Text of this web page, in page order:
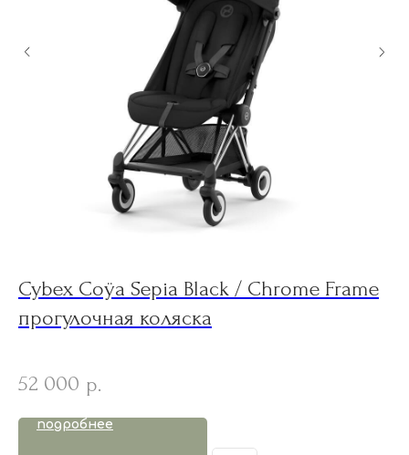
Cybex Coÿa Sepia Black / Chrome Frame
прогулочная коляска
52 000 р.
подробнее